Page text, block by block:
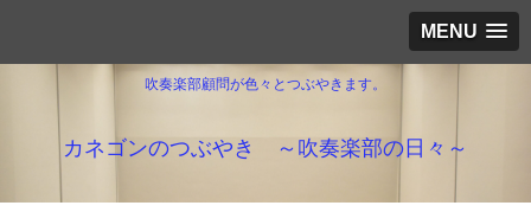
MENU
吹奏楽部顧問が色々とつぶやきます。
カネゴンのつぶやき ～吹奏楽部の日々～